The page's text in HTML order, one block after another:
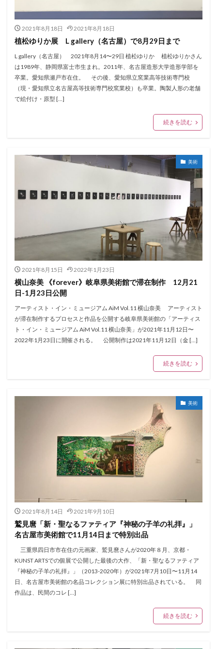
2021年8月18日 2021年8月18日
植松ゆりか展 L gallery（名古屋）で8月29日まで
L gallery（名古屋） 2021年8月14〜29日 植松ゆりか 植松ゆりかさん
は1989年、静岡県富士市生まれ。​2011年、名古屋造形大学造形学部を
卒業。愛知県瀬戸市在住。 その後、愛知県立窯業高等技術専門校
（現・愛知県立名古屋高等技術専門校窯業校）も卒業。​陶製人形の老舗
で絵付け・原型 […]
続きを読む
美術
2021年8月15日 2022年1月23日
横山奈美 《forever》岐阜県美術館で滞在制作 12月21
日-1月23日公開
アーティスト・イン・ミュージアム AiM Vol.11 横山奈美 アーティスト
が滞在制作するプロセスと作品を公開する岐阜県美術館の「アーティス
ト・イン・ミュージアム AiM Vol.11 横山奈美」が2021年11月12日〜
2022年1月23日に開催される。 公開制作は2021年11月12日（金 […]
続きを読む
美術
2021年8月14日 2021年9月10日
鷲見麿「新・聖なるファティア『神秘の子羊の礼拝』」
名古屋市美術館で11月14日まで特別出品
三重県四日市市在住の元画家、鷲見麿さんが2020年８月、京都・
KUNST ARTSでの個展で公開した最後の大作、「新・聖なるファティア
『神秘の子羊の礼拝』」（2013-2020年）が2021年7月10日〜11月14
日、名古屋市美術館の名品コレクション展に特別出品されている。 同
作品は、民間のコレ […]
続きを読む